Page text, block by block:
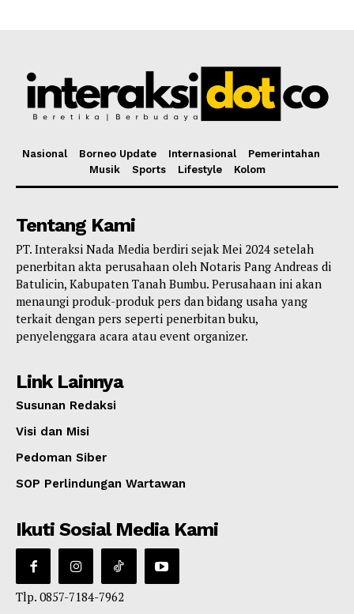
Nasional Borneo Update Internasional
Pemerintahan
Musik
Sports Lifestyle Kolom
Tentang Kami
PT. Interaksi Nada Media berdiri sejak Mei 2024 setelah
penerbitan akta perusahaan oleh Notaris Pang Andreas di
Batulicin, Kabupaten Tanah Bumbu. Perusahaan ini akan
menaungi produk-produk pers dan bidang usaha yang
terkait dengan pers seperti penerbitan buku,
penyelenggara acara atau event organizer.
Link Lainnya
Susunan Redaksi
Visi dan Misi
Pedoman Siber
SOP Perlindungan Wartawan
Ikuti Sosial Media Kami
Tlp. 0857-7184-7962